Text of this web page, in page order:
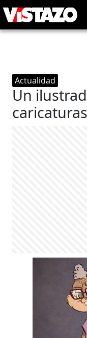
Actualidad
Un